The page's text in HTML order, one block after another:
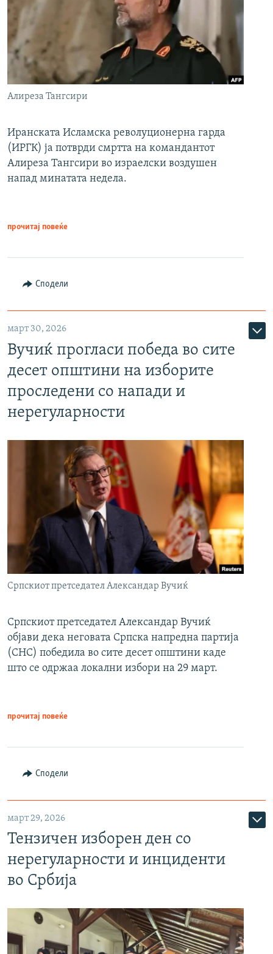
Алиреза Тангсири
Иранската Исламска револуционерна гарда
(ИРГК) ја потврди смртта на командантот
Алиреза Тангсири во израелски воздушен
напад минатата недела.
прочитај повеќе
Сподели
март 30, 2026
Вучиќ прогласи победа во сите
десет општини на изборите
проследени со напади и
нерегуларности
Српскиот претседател Александар Вучиќ
Српскиот претседател Александар Вучиќ
објави дека неговата Српска напредна партија
(СНС) победила во сите десет општини каде
што се одржаа локални избори на 29 март.
прочитај повеќе
Сподели
март 29, 2026
Тензичен изборен ден со
нерегуларности и инциденти
во Србија